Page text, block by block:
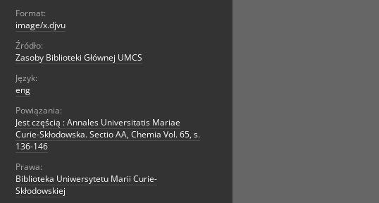
Format:
image/x.djvu
Źródło:
Zasoby Biblioteki Głównej UMCS
Język:
eng
Powiązania:
Jest częścią : Annales Universitatis Mariae
Curie-Skłodowska. Sectio AA, Chemia Vol. 65, s.
136-146
Prawa:
Biblioteka Uniwersytetu Marii Curie-
Skłodowskiej